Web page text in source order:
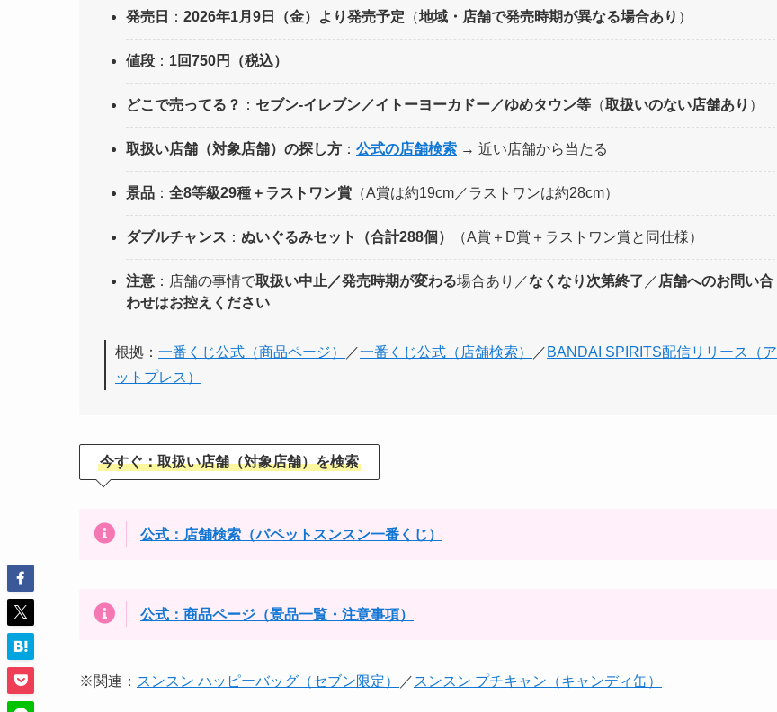
発売日 ： 2026年1月9日（金）より発売予定 （地域・店舗で発売時期が異なる場合あり ）
値段 ： 1回750円（税込）
どこで売ってる？ ： セブン‐イレブン／イトーヨーカドー／ゆめタウン等 （取扱いのない店舗あり ）
取扱い店舗（対象店舗）の探し方 ： 公式の店舗検索 → 近い店舗から当たる
景品 ： 全8等級29種＋ラストワン賞 （A賞は約19cm／ラストワンは約28cm）
ダブルチャンス ： ぬいぐるみセット（合計288個） （A賞＋D賞＋ラストワン賞と同仕様）
注意 ：店舗の事情で取扱い中止／発売時期が変わる場合あり／なくなり次第終了 ／ 店舗へのお問い合
わせはお控えください
根拠： 一番くじ公式（商品ページ） ／一番くじ公式（店舗検索） ／ BANDAI SPIRITS配信リリース（ア
ットプレス）
今すぐ：取扱い店舗（対象店舗）を検索
公式：店舗検索（パペットスンスン一番くじ）
公式：商品ページ（景品一覧・注意事項）
※関連： スンスン ハッピーバッグ（セブン限定） ／ スンスン プチキャン（キャンディ缶）